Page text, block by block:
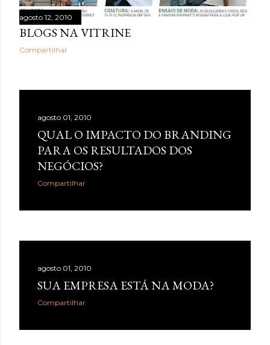
agosto 12, 2010
BLOGS NA VITRINE
Compartilhar
agosto 01, 2010
QUAL O IMPACTO DO BRANDING
PARA OS RESULTADOS DOS
NEGÓCIOS?
Compartilhar
agosto 01, 2010
SUA EMPRESA ESTÁ NA MODA?
Compartilhar